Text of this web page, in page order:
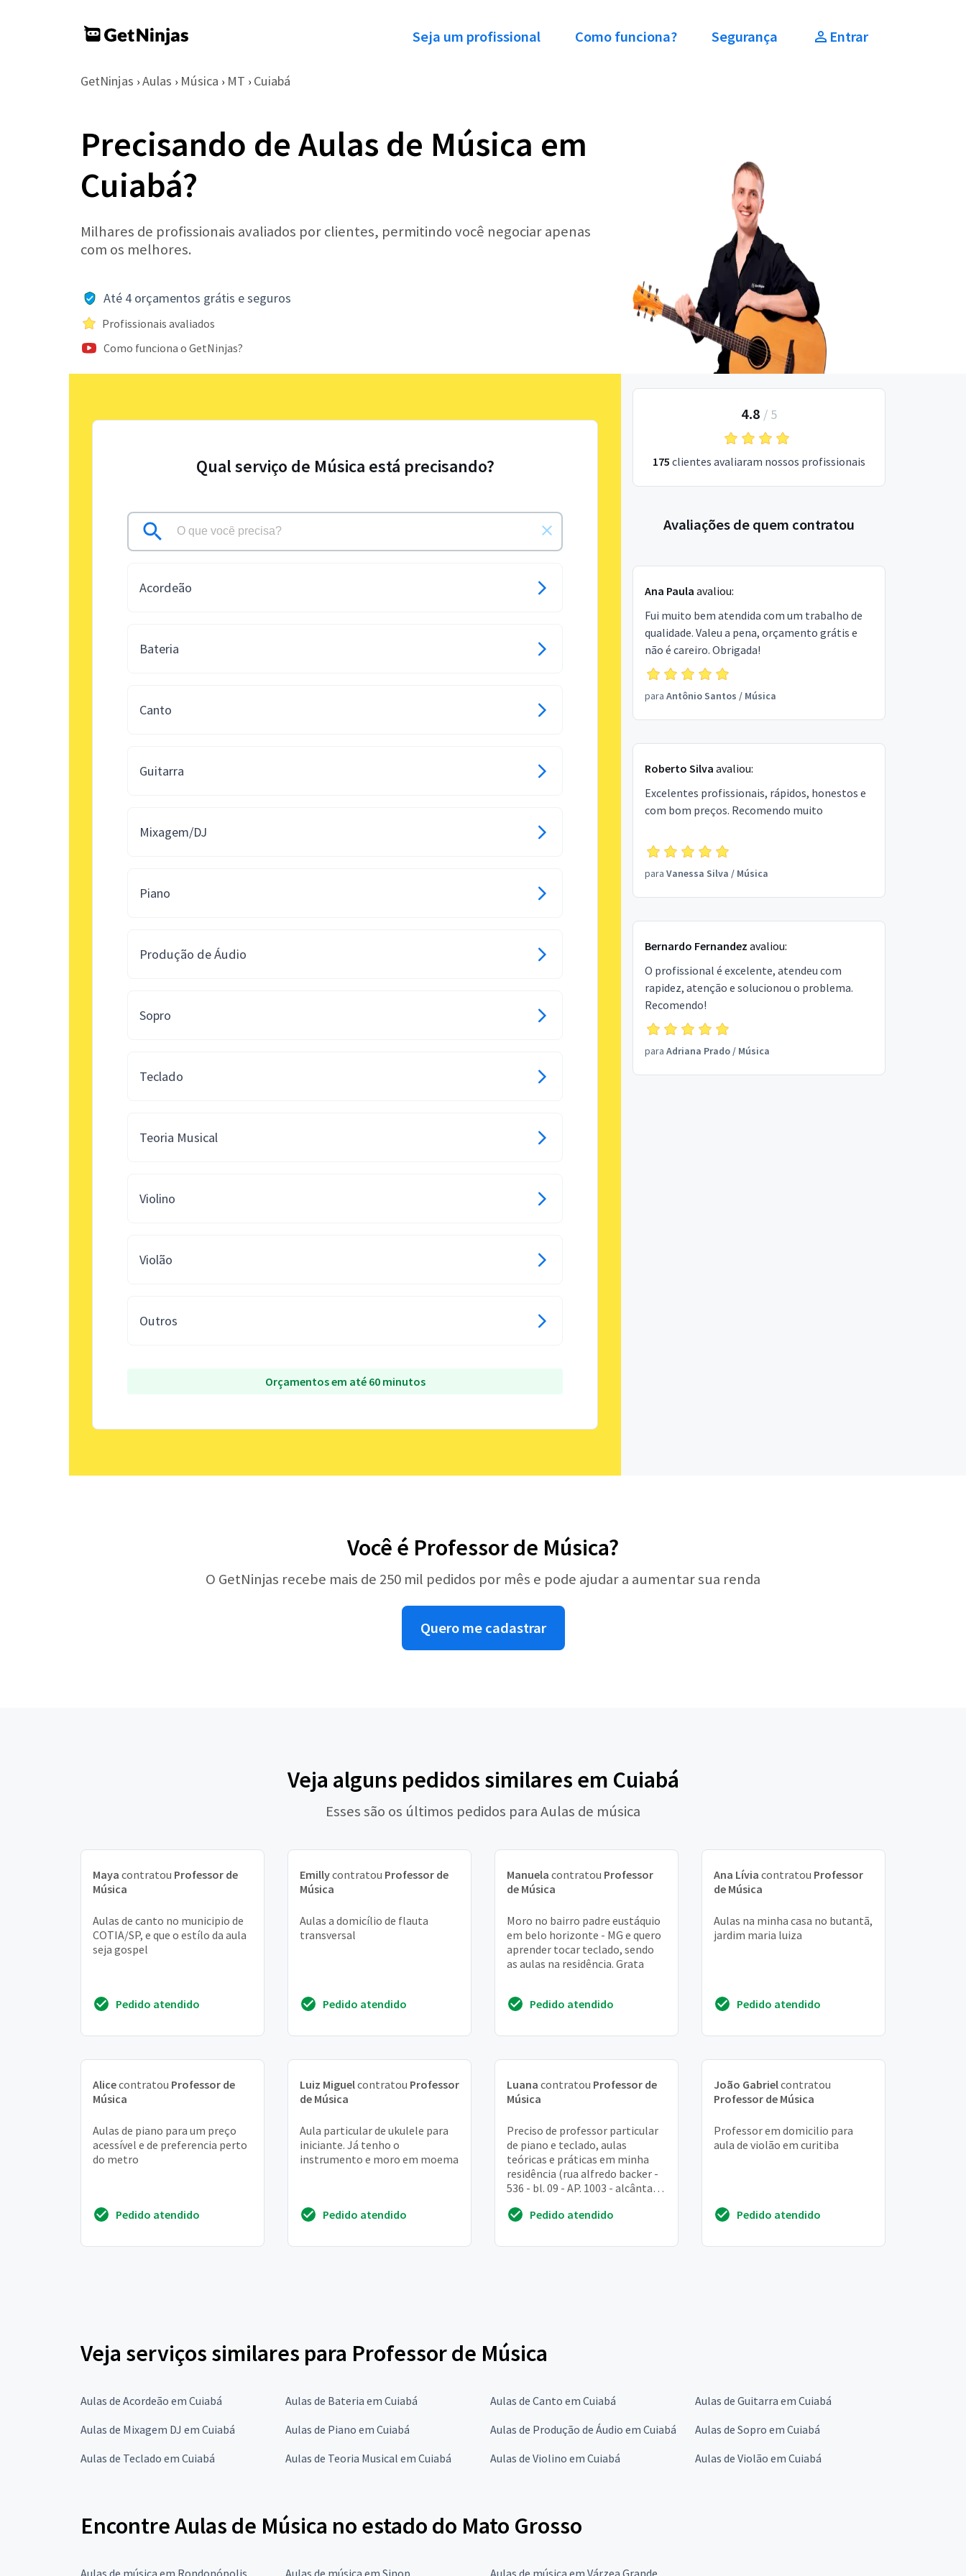
Seja um profissional Como funciona? Segurança Entrar
GetNinjas › Aulas › Música › MT › Cuiabá
Precisando de Aulas de Música em
Cuiabá?
Milhares de profissionais avaliados por clientes, permitindo você negociar apenas
com os melhores.
Até 4 orçamentos grátis e seguros
Profissionais avaliados
Como funciona o GetNinjas?
Qual serviço de Música está precisando?
Acordeão
Bateria
Canto
Guitarra
Mixagem/DJ
Piano
Produção de Áudio
Sopro
Teclado
Teoria Musical
Violino
Violão
Outros
Orçamentos em até 60 minutos
4.8 / 5
175 clientes avaliaram nossos profissionais
Avaliações de quem contratou
Ana Paula avaliou:
Fui muito bem atendida com um trabalho de
qualidade. Valeu a pena, orçamento grátis e
não é careiro. Obrigada!
para Antônio Santos / Música
Roberto Silva avaliou:
Excelentes profissionais, rápidos, honestos e
com bom preços. Recomendo muito
para Vanessa Silva / Música
Bernardo Fernandez avaliou:
O profissional é excelente, atendeu com
rapidez, atenção e solucionou o problema.
Recomendo!
para Adriana Prado/ Música
Você é Professor de Música?
O GetNinjas recebe mais de 250 mil pedidos por mês e pode ajudar a aumentar sua renda
Quero me cadastrar
Veja alguns pedidos similares em Cuiabá
Esses são os últimos pedidos para Aulas de música
Maya contratou Professor de
Música
Aulas de canto no municipio de
COTIA/SP, e que o estílo da aula
seja gospel
Pedido atendido
Emillycontratou Professor de
Música
Aulas a domicílio de flauta
transversal
Pedido atendido
Manuela contratou Professor
de Música
Moro no bairro padre eustáquio
em belo horizonte - MG e quero
aprender tocar teclado, sendo
as aulas na residência. Grata
Pedido atendido
Ana Lívia contratou Professor
de Música
Aulas na minha casa no butantã,
jardim maria luiza
Pedido atendido
Alicecontratou Professor de
Música
Aulas de piano para um preço
acessível e de preferencia perto
do metro
Pedido atendido
Luiz Miguelcontratou Professor
de Música
Aula particular de ukulele para
iniciante. Já tenho o
instrumento e moro em moema
Pedido atendido
Luana contratou Professor de
Música
Preciso de professor particular
de piano e teclado, aulas
teóricas e práticas em minha
residência (rua alfredo backer -
536 - bl. 09 - AP. 1003 - alcântara
Pedido atendido
João Gabrielcontratou
Professor de Música
Professor em domicilio para
aula de violão em curitiba
Pedido atendido
Veja serviços similares para Professor de Música
Aulas de Acordeão em Cuiabá Aulas de Bateria em Cuiabá Aulas de Canto em Cuiabá
Aulas de Guitarra em Cuiabá
Aulas de Mixagem DJ em Cuiabá
Aulas de Piano em Cuiabá Aulas de Produção de Áudio em Cuiabá
Aulas de Sopro em Cuiabá
Aulas de Teclado em Cuiabá
Aulas de Teoria Musical em Cuiabá Aulas de Violino em Cuiabá Aulas de Violão em Cuiabá
Encontre Aulas de Música no estado do Mato Grosso
Aulas de música em Rondonópolis Aulas de música em Sinop Aulas de música em Várzea Grande